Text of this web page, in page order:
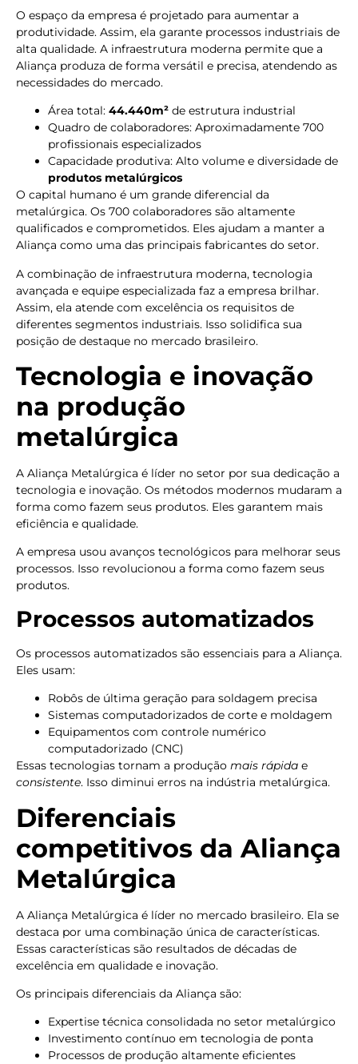
O espaço da empresa é projetado para aumentar a
produtividade. Assim, ela garante processos industriais de
alta qualidade. A infraestrutura moderna permite que a
Aliança produza de forma versátil e precisa, atendendo as
necessidades do mercado.
Área total: 44.440m² de estrutura industrial
Quadro de colaboradores: Aproximadamente 700
profissionais especializados
Capacidade produtiva: Alto volume e diversidade de
produtos metalúrgicos
O capital humano é um grande diferencial da
metalúrgica. Os 700 colaboradores são altamente
qualificados e comprometidos. Eles ajudam a manter a
Aliança como uma das principais fabricantes do setor.
A combinação de infraestrutura moderna, tecnologia
avançada e equipe especializada faz a empresa brilhar.
Assim, ela atende com excelência os requisitos de
diferentes segmentos industriais. Isso solidifica sua
posição de destaque no mercado brasileiro.
Tecnologia e inovação
na produção
metalúrgica
A Aliança Metalúrgica é líder no setor por sua dedicação a
tecnologia e inovação. Os métodos modernos mudaram a
forma como fazem seus produtos. Eles garantem mais
eficiência e qualidade.
A empresa usou avanços tecnológicos para melhorar seus
processos. Isso revolucionou a forma como fazem seus
produtos.
Processos automatizados
Os processos automatizados são essenciais para a Aliança.
Eles usam:
Robôs de última geração para soldagem precisa
Sistemas computadorizados de corte e moldagem
Equipamentos com controle numérico
computadorizado (CNC)
Essas tecnologias tornam a produção mais rápida e
consistente. Isso diminui erros na indústria metalúrgica.
Diferenciais
competitivos da Aliança
Metalúrgica
A Aliança Metalúrgica é líder no mercado brasileiro. Ela se
destaca por uma combinação única de características.
Essas características são resultados de décadas de
excelência em qualidade e inovação.
Os principais diferenciais da Aliança são:
Expertise técnica consolidada no setor metalúrgico
Investimento contínuo em tecnologia de ponta
Processos de produção altamente eficientes